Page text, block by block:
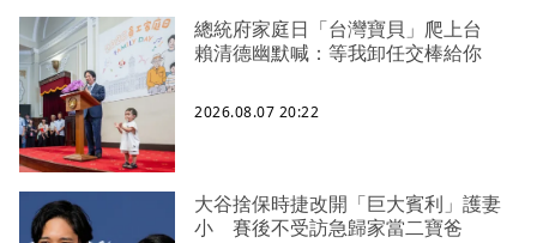
總統府家庭日「台灣寶貝」爬上台
賴清德幽默喊：等我卸任交棒給你
2026.08.07 20:22
大谷捨保時捷改開「巨大賓利」護妻
小 賽後不受訪急歸家當二寶爸